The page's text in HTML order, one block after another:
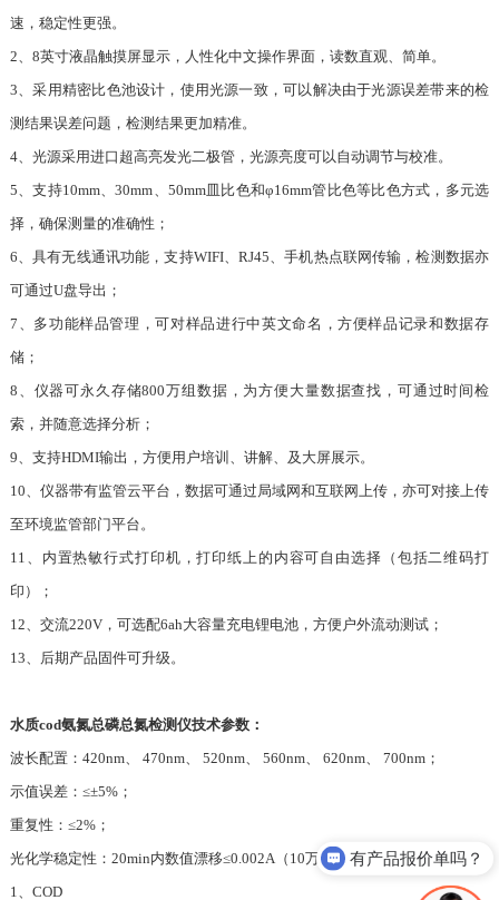
速，稳定性更强。
2、8英寸液晶触摸屏显示，人性化中文操作界面，读数直观、简单。
3、采用精密比色池设计，使用光源一致，可以解决由于光源误差带来的检
测结果误差问题，检测结果更加精准。
4、光源采用进口超高亮发光二极管，光源亮度可以自动调节与校准。
5、支持10mm、30mm、50mm皿比色和φ16mm管比色等比色方式，多元选
择，确保测量的准确性；
6、具有无线通讯功能，支持WIFI、RJ45、手机热点联网传输，检测数据亦
可通过U盘导出；
7、多功能样品管理，可对样品进行中英文命名，方便样品记录和数据存
储；
8、仪器可永久存储800万组数据，为方便大量数据查找，可通过时间检
索，并随意选择分析；
9、支持HDMI输出，方便用户培训、讲解、及大屏展示。
10、仪器带有监管云平台，数据可通过局域网和互联网上传，亦可对接上传
至环境监管部门平台。
11、内置热敏行式打印机，打印纸上的内容可自由选择（包括二维码打
印）；
12、交流220V，可选配6ah大容量充电锂电池，方便户外流动测试；
13、后期产品固件可升级。
水质cod氨氮总磷总氮检测仪技术参数：
波长配置：420nm、 470nm、 520nm、 560nm、 620nm、 700nm；
示值误差：≤±5%；
重复性：≤2%；
光化学稳定性：20min内数值漂移≤0.002A（10万小时寿命）；
1、COD
有产品报价单吗？